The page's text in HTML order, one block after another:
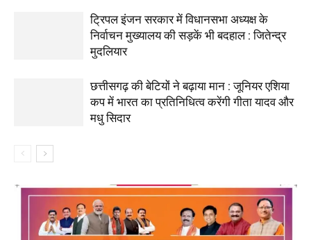
ट्रिपल इंजन सरकार में विधानसभा अध्यक्ष के
निर्वाचन मुख्यालय की सड़कें भी बदहाल : जितेन्द्र
मुदलियार
छत्तीसगढ़ की बेटियों ने बढ़ाया मान : जूनियर एशिया
कप में भारत का प्रतिनिधित्व करेंगी गीता यादव और
मधु सिदार